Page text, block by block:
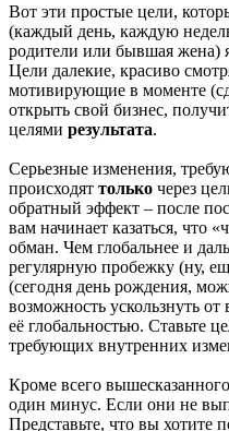
Вот эти простые цели,
(каждый день, каждую
родители или бывшая жена)
Цели далекие, красиво
мотивирующие в моменте
открыть свой бизнес,
целями результата.
Серьезные изменения,
происходят только через
обратный эффект – после
вам начинает казаться, что
обман. Чем глобальнее и
регулярную пробежку (ну,
(сегодня день рождения,
возможность ускользнуть
её глобальностью. Ставьте
требующих внутренних
Кроме всего
один минус. Если они не
Представьте, что вы хотите